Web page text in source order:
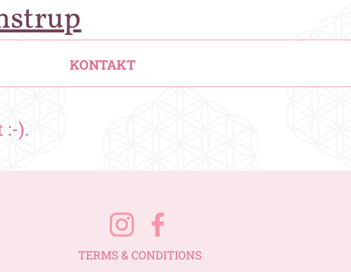
KONTAKT
:-).
TERMS & CONDITIONS